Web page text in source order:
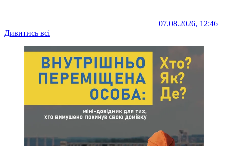
07.08.2026, 12:46
Дивитись всі